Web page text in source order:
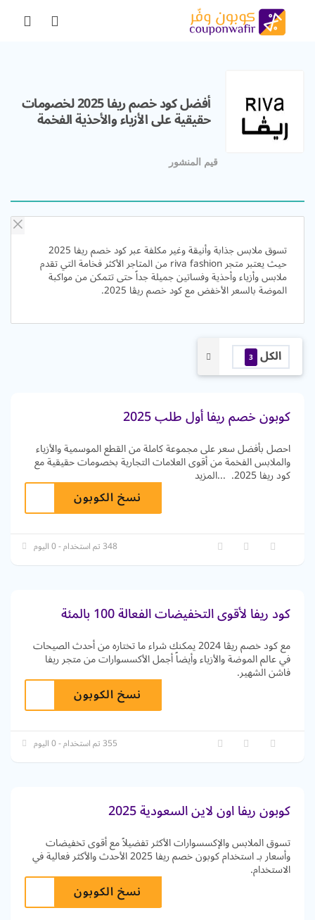
أفضل كود خصم ريفا 2025 لخصومات
حقيقية على الأزياء والأحذية الفخمة
قيم المنشور
تسوق ملابس جذابة وأنيقة وغير مكلفة عبر كود خصم ريفا 2025
حيث يعتبر متجر riva fashion من المتاجر الأكثر فخامة التي تقدم
ملابس وأزياء وأحذية وفساتين جميلة جداً حتى تتمكن من مواكبة
الموضة بالسعر الأخفض مع كود خصم ريڤا 2025.
الكل 3
كوبون خصم ريفا أول طلب 2025
احصل بأفضل سعر على مجموعة كاملة من القطع الموسمية والأزياء
والملابس الفخمة من أقوى العلامات التجارية بخصومات حقيقية مع
كود ريفا 2025. ...المزيد
نسخ الكوبون
348 تم استخدام - 0 اليوم
كود ريفا لأقوى التخفيضات الفعالة 100 بالمئة
مع كود خصم ريڤا 2024 يمكنك شراء ما تختاره من أحدث الصيحات
في عالم الموضة والأزياء وأيضاً أجمل الأكسسوارات من متجر ريفا
فاشن الشهير.
نسخ الكوبون
355 تم استخدام - 0 اليوم
كوبون ريفا اون لاين السعودية 2025
تسوق الملابس والإكسسوارات الأكثر تفضيلاً مع أقوى تخفيضات
وأسعار بـ استخدام كوبون خصم ريفا 2025 الأحدث والأكثر فعالية في
الاستخدام.
نسخ الكوبون